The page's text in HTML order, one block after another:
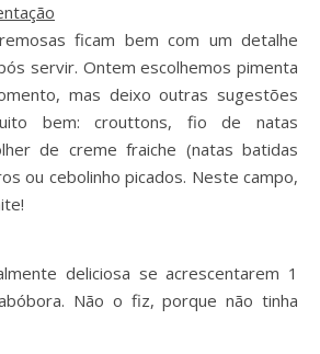
ficam bem com um detalhe
servir. Ontem escolhemos pimenta
mas deixo outras sugestões
bem: crouttons, fio de natas
de creme fraiche (natas batidas
ou cebolinho picados. Neste campo,
deliciosa se acrescentarem 1
Não o fiz, porque não tinha